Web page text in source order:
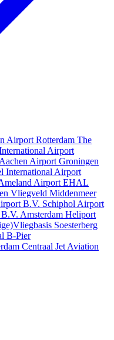
Airport Rotterdam The
Airport
Airport Groningen
International Airport
Airport EHAL
Vliegveld Middenmeer
B.V. Schiphol Airport
Amsterdam Heliport
Soesterberg
B-Pier
Centraal Jet Aviation